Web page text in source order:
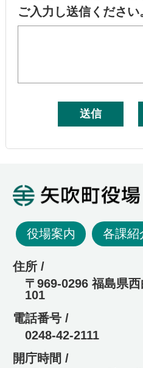
ご入力し送信ください
役場案内 各課紹
住所 /
〒969-0296 福島県
101
電話番号 /
0248-42-2111
開庁時間 /